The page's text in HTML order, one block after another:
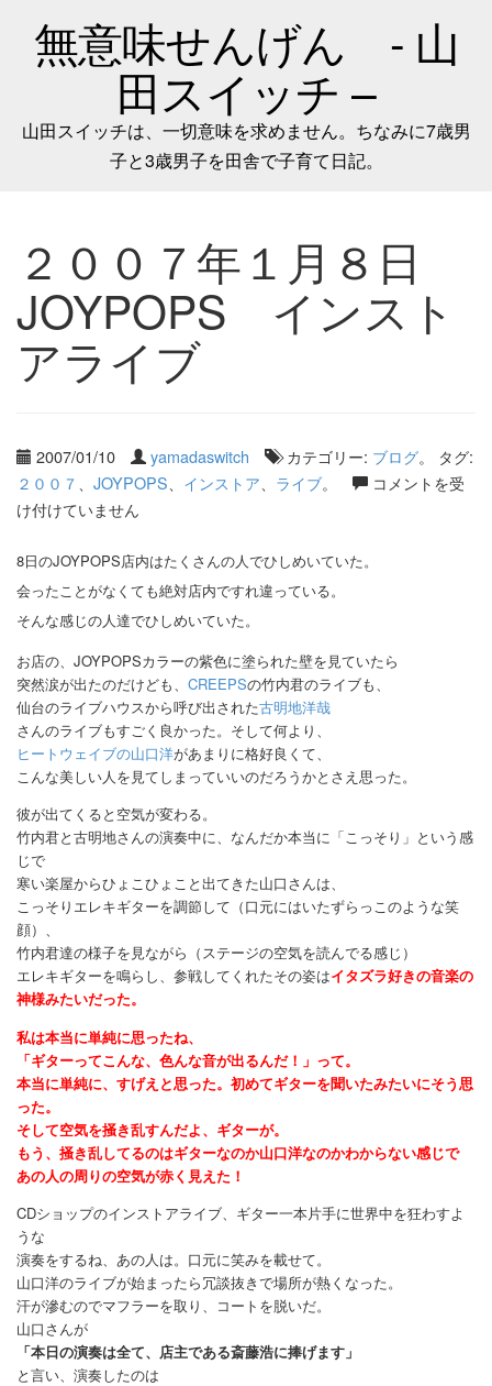
無意味せんげん - 山
田スイッチ –
山田スイッチは、一切意味を求めません。ちなみに7歳男
子と3歳男子を田舎で子育て日記。
２００７年１月８日
JOYPOPS インスト
アライブ
2007/01/10 yamadaswitch カテゴリー: ブログ。 タグ:
２００７
JOYPOPS インストア ライブ。
コメントを受
け付けていません
8日のJOYPOPS店内はたくさんの人でひしめいていた。
会ったことがなくても絶対店内ですれ違っている。
そんな感じの人達でひしめいていた。
お店の、JOYPOPSカラーの紫色に塗られた壁を見ていたら
突然涙が出たのだけども、 CREEPSの竹内君のライブも、
仙台のライブハウスから呼び出された古明地洋哉
さんのライブもすごく良かった。そして何より、
ヒートウェイブの山口洋があまりに格好良くて、
こんな美しい人を見てしまっていいのだろうかとさえ思った。
彼が出てくると空気が変わる。
竹内君と古明地さんの演奏中に、なんだか本当に「こっそり」という感
じで
寒い楽屋からひょこひょこと出てきた山口さんは、
こっそりエレキギターを調節して（口元にはいたずらっこのような笑
顔）、
竹内君達の様子を見ながら（ステージの空気を読んでる感じ）
エレキギターを鳴らし、参戦してくれたその姿はイタズラ好きの音楽の
神様みたいだった。
私は本当に単純に思ったね、
「ギターってこんな、色んな音が出るんだ！」って。
本当に単純に、すげえと思った。初めてギターを聞いたみたいにそう思
った。
そして空気を掻き乱すんだよ、ギターが。
もう、掻き乱してるのはギターなのか山口洋なのかわからない感じで
あの人の周りの空気が赤く見えた！
CDショップのインストアライブ、ギター一本片手に世界中を狂わすよ
うな
演奏をするね、あの人は。口元に笑みを載せて。
山口洋のライブが始まったら冗談抜きで場所が熱くなった。
汗が滲むのでマフラーを取り、コートを脱いだ。
山口さんが
「本日の演奏は全て、店主である斎藤浩に捧げます」
と言い、演奏したのは